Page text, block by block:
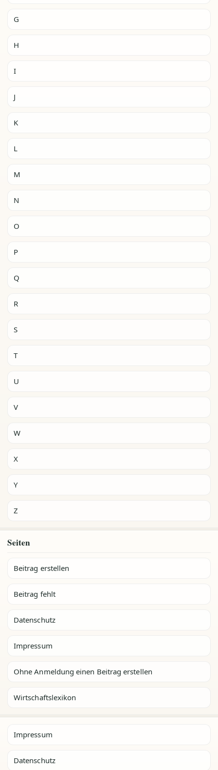
G
H
I
J
K
L
M
N
O
P
Q
R
S
T
U
V
W
X
Y
Z
Seiten
Beitrag erstellen
Beitrag fehlt
Datenschutz
Impressum
Ohne Anmeldung einen Beitrag erstellen
Wirtschaftslexikon
Impressum
Datenschutz